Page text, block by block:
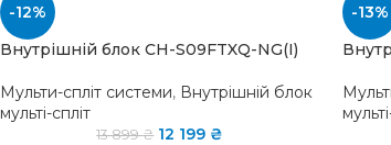
-12%
Внутрішній блок CH-S09FTXQ-NG(I)
Мульти-спліт системи, Внутрішній блок
мульті-спліт
13 899₴ 12 199 ₴
-13%